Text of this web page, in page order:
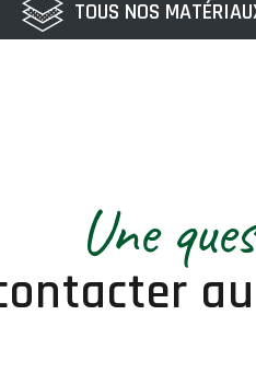
TOUS NOS
Une